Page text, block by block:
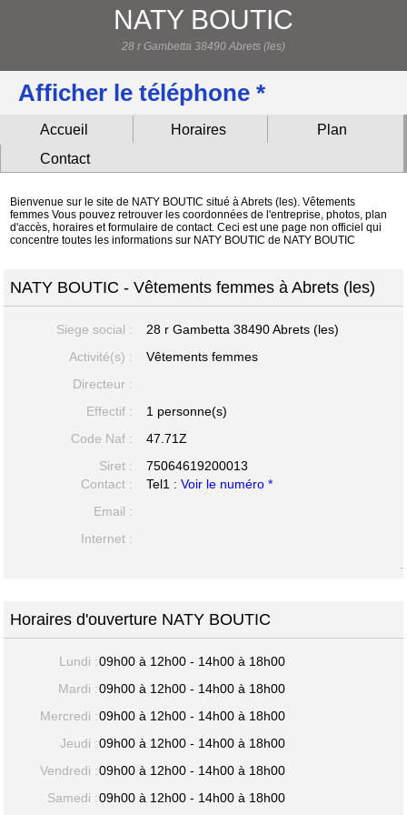
NATY BOUTIC
28 r Gambetta 38490 Abrets (les)
Afficher le téléphone *
Accueil Horaires
Plan
Contact
Bienvenue sur le site de NATY BOUTIC situé à Abrets (les). Vêtements
femmes Vous pouvez retrouver les coordonnées de l'entreprise, photos, plan
d'accès, horaires et formulaire de contact. Ceci est une page non officiel qui
concentre toutes les informations sur NATY BOUTIC de NATY BOUTIC
NATY BOUTIC - Vêtements femmes à Abrets (les)
Siege social : 28 r Gambetta38490 Abrets (les)
Activité(s) :
Vêtements femmes
Directeur :
Effectif :
1 personne(s)
Code Naf :
47.71Z
Siret :
75064619200013
Contact :
Tel1 :Voir le numéro *
Email :
Internet :
-
Horaires d'ouverture NATY BOUTIC
Lundi :09h00 à 12h00 - 14h00 à 18h00
Mardi :09h00 à 12h00 - 14h00 à 18h00
Mercredi :09h00 à 12h00 - 14h00 à 18h00
Jeudi :09h00 à 12h00 - 14h00 à 18h00
Vendredi :09h00 à 12h00 - 14h00 à 18h00
Samedi :09h00 à 12h00 - 14h00 à 18h00